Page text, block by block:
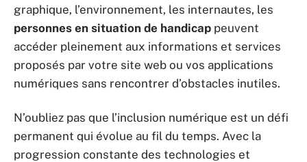
graphique, l’environnement, les internautes, les
personnes en situation de handicap peuvent
accéder pleinement aux informations et services
proposés par votre site web ou vos applications
numériques sans rencontrer d’obstacles inutiles.
N’oubliez pas que l’inclusion numérique est un défi
permanent qui évolue au fil du temps. Avec la
progression constante des technologies et